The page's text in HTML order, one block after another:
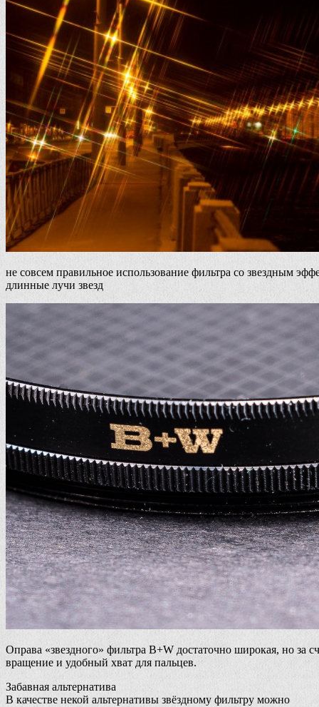
не совсем правильное использование фильтра со звездным
длинные лучи звезд
Оправа «звездного» фильтра B+W достаточно широкая, но за
вращение и удобный хват для пальцев.
Забавная альтернатива
В качестве некой альтернативы звёздному фильтру можно